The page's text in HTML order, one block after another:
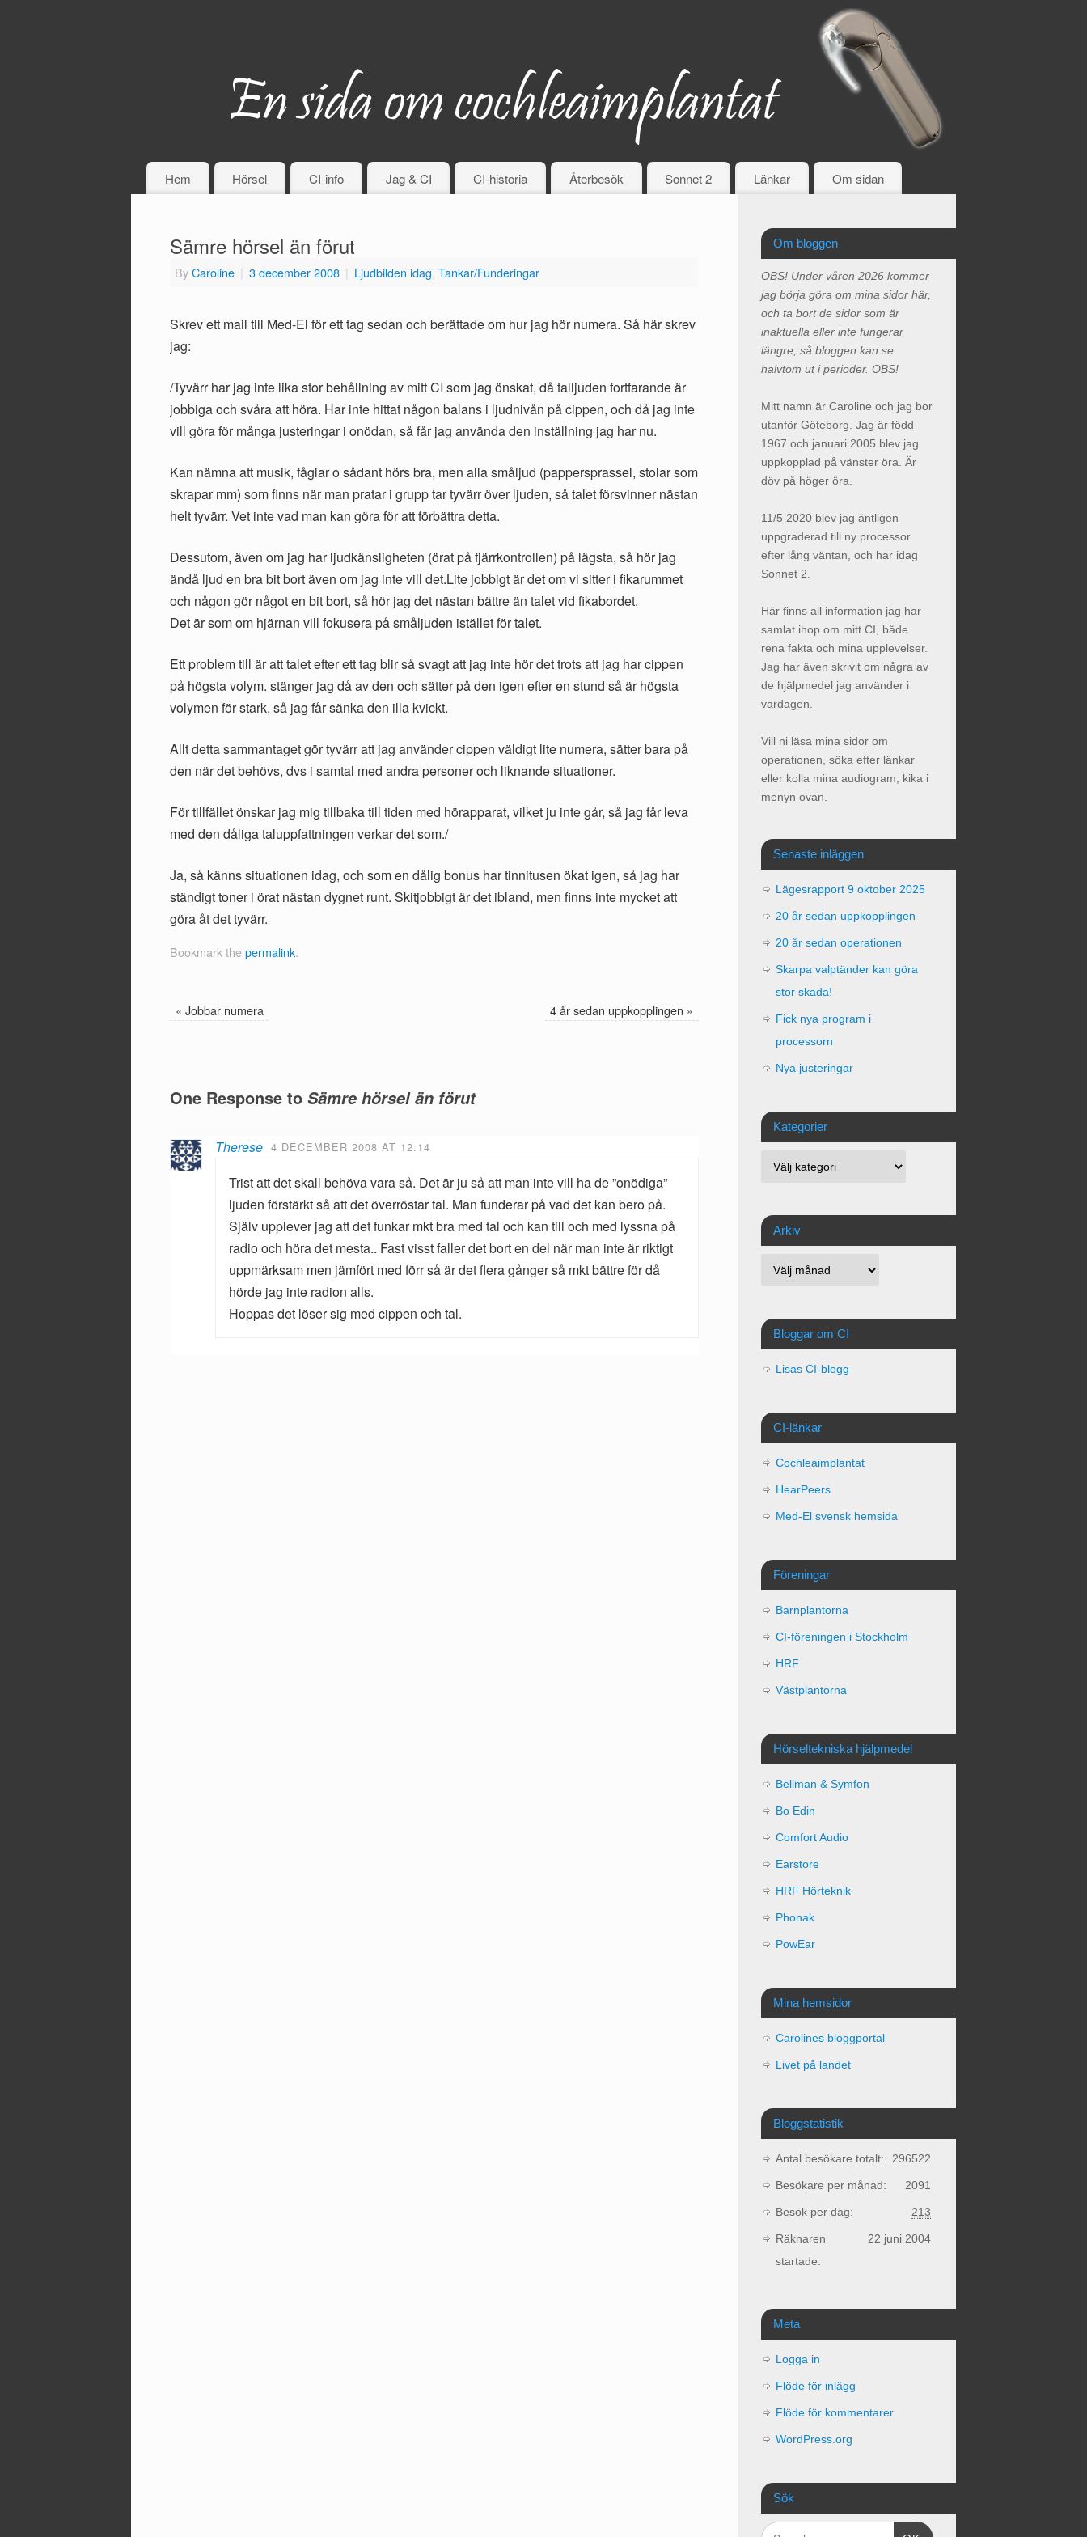
Hem Hörsel CI-info Jag & CI CI-historia Återbesök Sonnet 2 Länkar Om sidan
Sämre hörsel än förut
ByCaroline | 3 december 2008 | Ljudbilden idag, Tankar/Funderingar
Skrev ett mail till Med-El för ett tag sedan och berättade om hur jag hör numera. Så här skrev
jag:
/Tyvärr har jag inte lika stor behållning av mitt CI som jag önskat, då talljuden fortfarande är
jobbiga och svåra att höra. Har inte hittat någon balans i ljudnivån på cippen, och då jag inte
vill göra för många justeringar i onödan, så får jag använda den inställning jag har nu.
Kan nämna att musik, fåglar o sådant hörs bra, men alla småljud (pappersprassel, stolar som
skrapar mm) som finns när man pratar i grupp tar tyvärr över ljuden, så talet försvinner nästan
helt tyvärr. Vet inte vad man kan göra för att förbättra detta.
Dessutom, även om jag har ljudkänsligheten (örat på fjärrkontrollen) på lägsta, så hör jag
ändå ljud en bra bit bort även om jag inte vill det.Lite jobbigt är det om vi sitter i fikarummet
och någon gör något en bit bort, så hör jag det nästan bättre än talet vid fikabordet.
Det är som om hjärnan vill fokusera på småljuden istället för talet.
Ett problem till är att talet efter ett tag blir så svagt att jag inte hör det trots att jag har cippen
på högsta volym. stänger jag då av den och sätter på den igen efter en stund så är högsta
volymen för stark, så jag får sänka den illa kvickt.
Allt detta sammantaget gör tyvärr att jag använder cippen väldigt lite numera, sätter bara på
den när det behövs, dvs i samtal med andra personer och liknande situationer.
För tillfället önskar jag mig tillbaka till tiden med hörapparat, vilket ju inte går, så jag får leva
med den dåliga taluppfattningen verkar det som./
Ja, så känns situationen idag, och som en dålig bonus har tinnitusen ökat igen, så jag har
ständigt toner i örat nästan dygnet runt. Skitjobbigt är det ibland, men finns inte mycket att
göra åt det tyvärr.
Bookmark thepermalink.
« Jobbar numera 4 år sedan uppkopplingen »
One Response to Sämre hörsel än förut
Therese 4 DECEMBER 2008 AT 12:14
Trist att det skall behöva vara så. Det är ju så att man inte vill ha de ”onödiga”
ljuden förstärkt så att det överröstar tal. Man funderar på vad det kan bero på.
Själv upplever jag att det funkar mkt bra med tal och kan till och med lyssna på
radio och höra det mesta.. Fast visst faller det bort en del när man inte är riktigt
uppmärksam men jämfört med förr så är det flera gånger så mkt bättre för då
hörde jag inte radion alls.
Hoppas det löser sig med cippen och tal.
Om bloggen
OBS! Under våren 2026 kommer
jag börja göra om mina sidor här,
och ta bort de sidor som är
inaktuella eller inte fungerar
längre, så bloggen kan se
halvtom ut i perioder. OBS!
Mitt namn är Caroline och jag bor
utanför Göteborg. Jag är född
1967 och januari 2005 blev jag
uppkopplad på vänster öra. Är
döv på höger öra.
11/5 2020 blev jag äntligen
uppgraderad till ny processor
efter lång väntan, och har idag
Sonnet 2.
Här finns all information jag har
samlat ihop om mitt CI, både
rena fakta och mina upplevelser.
Jag har även skrivit om några av
de hjälpmedel jag använder i
vardagen.
Vill ni läsa mina sidor om
operationen, söka efter länkar
eller kolla mina audiogram, kika i
menyn ovan.
Senaste inläggen
Lägesrapport 9 oktober 2025
20 år sedan uppkopplingen
20 år sedan operationen
Skarpa valptänder kan göra
stor skada!
Fick nya program i
processorn
Nya justeringar
Kategorier
Arkiv
Bloggar om CI
Lisas CI-blogg
CI-länkar
Cochleaimplantat
HearPeers
Med-El svensk hemsida
Föreningar
Barnplantorna
CI-föreningen i Stockholm
HRF
Västplantorna
Hörseltekniska hjälpmedel
Bellman & Symfon
Bo Edin
Comfort Audio
Earstore
HRF Hörteknik
Phonak
PowEar
Mina hemsidor
Carolines bloggportal
Livet på landet
Bloggstatistik
296522
Antal besökare totalt:
2091
Besökare per månad:
213
Besök per dag:
22 juni 2004
Räknaren
startade:
Meta
Logga in
Flöde för inlägg
Flöde för kommentarer
WordPress.org
Sök